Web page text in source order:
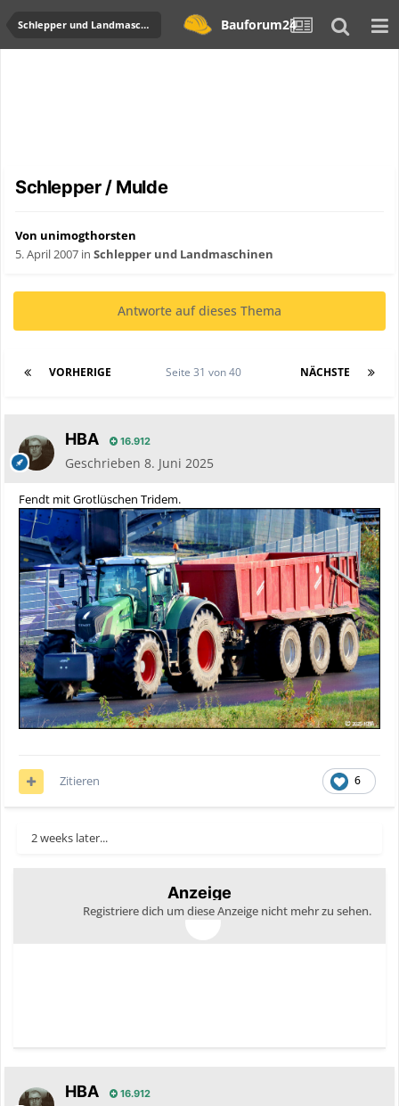
Schlepper und Landmaschinen Bauforum24
Schlepper / Mulde
Von unimogthorsten
5. April 2007 in Schlepper und Landmaschinen
Antworte auf dieses Thema
VORHERIGE NÄCHSTE
Seite 31 von 40
HBA 16.912
Geschrieben 8. Juni 2025
Fendt mit Grotlüschen Tridem.
6
Zitieren
2 weeks later...
Anzeige
Registriere dich um diese Anzeige nicht mehr zu sehen.
HBA 16.912